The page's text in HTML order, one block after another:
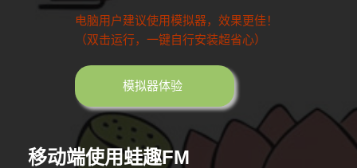
电脑用户建议使用模拟器，效果更佳！
（双击运行，一键自行安装超省心）
模拟器体验
移动端使用蛙趣FM